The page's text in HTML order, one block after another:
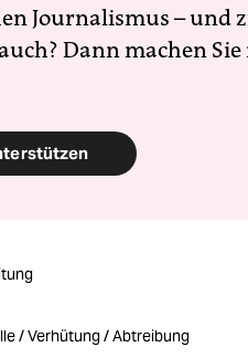
Journalismus – und
Dann machen
/ Verhütung / Abtreibung